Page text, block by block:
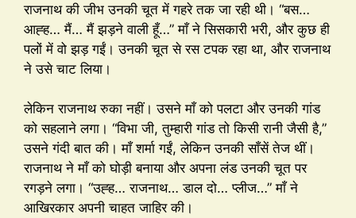
राजनाथ की जीभ उनकी चूत में गहरे तक जा रही थी। “बस…
आह्ह… मैं… मैं झड़ने वाली हूँ…” माँ ने सिसकारी भरी, और कुछ ही
पलों में वो झड़ गईं। उनकी चूत से रस टपक रहा था, और राजनाथ
ने उसे चाट लिया।
लेकिन राजनाथ रुका नहीं। उसने माँ को पलटा और उनकी गांड
को सहलाने लगा। “विभा जी, तुम्हारी गांड तो किसी रानी जैसी है,”
उसने गंदी बात की। माँ शर्मा गईं, लेकिन उनकी साँसें तेज थीं।
राजनाथ ने माँ को घोड़ी बनाया और अपना लंड उनकी चूत पर
रगड़ने लगा। “उह्ह… राजनाथ… डाल दो… प्लीज…” माँ ने
आखिरकार अपनी चाहत जाहिर की।